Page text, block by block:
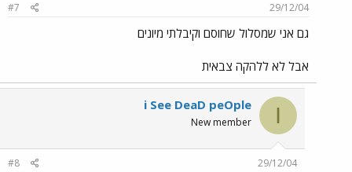
29/12/04
#7
גם אני שמסלול שחוסם וקיבלתי מיונים
אבל לא ללהקה צבאית
I
i See DeaD peOple
New member
29/12/04
#8